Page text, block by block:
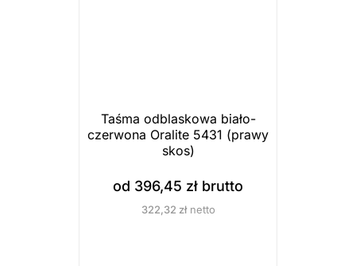
Taśma odblaskowa biało-
czerwona Oralite 5431 (prawy
skos)
od 396,45 zł brutto
322,32 złnetto